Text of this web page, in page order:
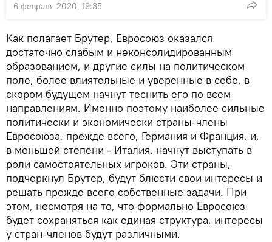
6 февраля 2020, 19:35
Как полагает Брутер, Евросоюз оказался
достаточно слабым и неконсолидированным
образованием, и другие силы на политическом
поле, более влиятельные и уверенные в себе, в
скором будущем начнут теснить его по всем
направлениям. Именно поэтому наиболее сильные
политически и экономически страны-члены
Евросоюза, прежде всего, Германия и Франция, и,
в меньшей степени - Италия, начнут выступать в
роли самостоятельных игроков. Эти страны,
подчеркнул Брутер, будут блюсти свои интересы и
решать прежде всего собственные задачи. При
этом, несмотря на то, что формально Евросоюз
будет сохраняться как единая структура, интересы
у стран-членов будут различными.